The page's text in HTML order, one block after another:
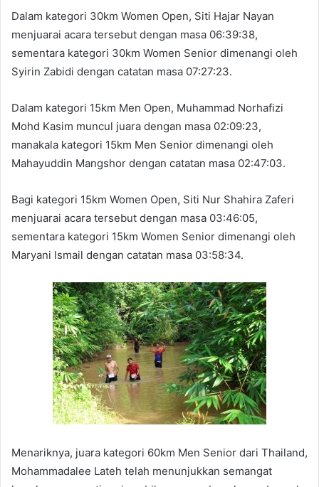
Dalam kategori 30km Women Open, Siti Hajar Nayan
menjuarai acara tersebut dengan masa 06:39:38,
sementara kategori 30km Women Senior dimenangi oleh
Syirin Zabidi dengan catatan masa 07:27:23.
Dalam kategori 15km Men Open, Muhammad Norhafizi
Mohd Kasim muncul juara dengan masa 02:09:23,
manakala kategori 15km Men Senior dimenangi oleh
Mahayuddin Mangshor dengan catatan masa 02:47:03.
Bagi kategori 15km Women Open, Siti Nur Shahira Zaferi
menjuarai acara tersebut dengan masa 03:46:05,
sementara kategori 15km Women Senior dimenangi oleh
Maryani Ismail dengan catatan masa 03:58:34.
Menariknya, juara kategori 60km Men Senior dari Thailand,
Mohammadalee Lateh telah menunjukkan semangat